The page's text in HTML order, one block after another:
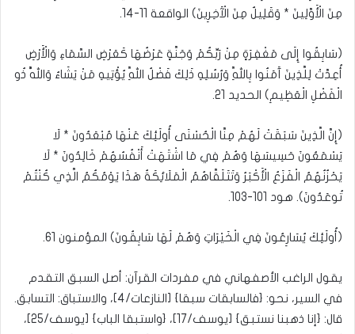
مِنَ الْأَوَّلِينَ * وَقَلِيلٌ مِنَ الْآَخِرِينَ) الواقعة 11-14.
(سَابِقُوا إِلَى مَغْفِرَةٍ مِنْ رَبِّكُمْ وَجَنَّةٍ عَرْضُهَا كَعَرْضِ السَّمَاءِ وَالْأَرْضِ
أُعِدَّتْ لِلَّذِينَ آَمَنُوا بِاللَّهِ وَرُسُلِهِ ذَلِكَ فَضْلُ اللَّهِ يُؤْتِيهِ مَنْ يَشَاءُ وَاللَّهُ ذُو
الْفَضْلِ الْعَظِيمِ) الحديد 21.
(إِنَّ الَّذِينَ سَبَقَتْ لَهُمْ مِنَّا الْحُسْنَى أُولَئِكَ عَنْهَا مُبْعَدُونَ * لَا
يَسْمَعُونَ حَسِيسَهَا وَهُمْ فِي مَا اشْتَهَتْ أَنْفُسُهُمْ خَالِدُونَ * لَا
يَحْزُنُهُمُ الْفَزَعُ الْأَكْبَرُ وَتَتَلَقَّاهُمُ الْمَلَائِكَةُ هَذَا يَوْمُكُمُ الَّذِي كُنْتُمْ
تُوعَدُونَ). هود 101-103.
(أُولَئِكَ يُسَارِعُونَ فِي الْخَيْرَاتِ وَهُمْ لَهَا سَابِقُونَ) المؤمنون 61.
يقول الراغب الأصفهاني في مفردات القرآن: أصل السبق التقدم
في السير، نحو: {فالسابقات سبقا} [النازعات/4]، والاستباق: التسابق.
قال: {إنا ذهبنا نستبق} [يوسف/17]، {واستبقا الباب} [يوسف/25]،